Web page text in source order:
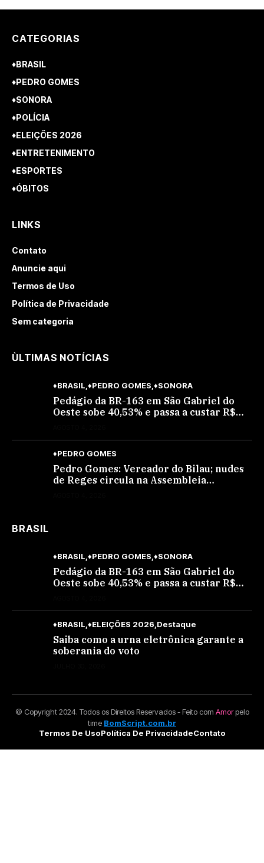
CATEGORIAS
♦BRASIL
♦PEDRO GOMES
♦SONORA
♦POLÍCIA
♦ELEIÇÕES 2026
♦ENTRETENIMENTO
♦ESPORTES
♦ÓBITOS
LINKS
Contato
Anuncie aqui
Termos de Uso
Política de Privacidade
Sem categoria
ÙLTIMAS NOTÍCIAS
♦BRASIL ♦PEDRO GOMES ♦SONORA
Pedágio da BR-163 em São Gabriel do
Oeste sobe 40,53% e passa a custar R$
♦PEDRO GOMES
Pedro Gomes: Vereador do Bilau; nudes
de Reges circula na Assembleia
BRASIL
♦BRASIL ♦PEDRO GOMES ♦SONORA
Pedágio da BR-163 em São Gabriel do
Oeste sobe 40,53% e passa a custar R$
♦BRASIL ♦ELEIÇÕES 2026 Destaque
Saiba como a urna eletrônica garante a
soberania do voto
© Copyright 2024. Todos os Direitos Reservados - Feito com Amorpelo
time BomScript.com.br
Termos De UsoPolítica De PrivacidadeContato